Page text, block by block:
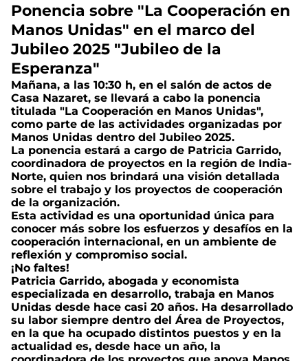
Ponencia sobre "La Cooperación en
Manos Unidas" en el marco del
Jubileo 2025 "Jubileo de la
Esperanza"
Mañana, a las 10:30 h, en el salón de actos de
Casa Nazaret, se llevará a cabo la ponencia
titulada "La Cooperación en Manos Unidas",
como parte de las actividades organizadas por
Manos Unidas dentro del Jubileo 2025.
La ponencia estará a cargo de Patricia Garrido,
coordinadora de proyectos en la región de India-
Norte, quien nos brindará una visión detallada
sobre el trabajo y los proyectos de cooperación
de la organización.
Esta actividad es una oportunidad única para
conocer más sobre los esfuerzos y desafíos en la
cooperación internacional, en un ambiente de
reflexión y compromiso social.
¡No faltes!
Patricia Garrido, abogada y economista
especializada en desarrollo, trabaja en Manos
Unidas desde hace casi 20 años. Ha desarrollado
su labor siempre dentro del Área de Proyectos,
en la que ha ocupado distintos puestos y en la
actualidad es, desde hace un año, la